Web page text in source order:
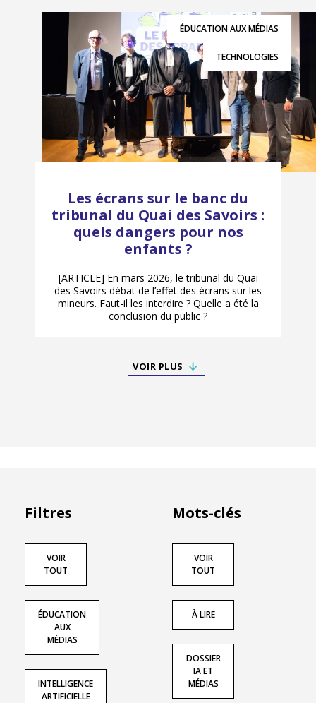
ÉDUCATION AUX MÉDIAS
TECHNOLOGIES
Les écrans sur le banc du
tribunal du Quai des Savoirs :
quels dangers pour nos
enfants ?
[ARTICLE] En mars 2026, le tribunal du Quai
des Savoirs débat de l’effet des écrans sur les
mineurs. Faut-il les interdire ? Quelle a été la
conclusion du public ?
VOIR PLUS
Filtres
VOIR
TOUT
ÉDUCATION
AUX
MÉDIAS
INTELLIGENCE
ARTIFICIELLE
Mots-clés
VOIR
TOUT
À LIRE
DOSSIER
IA ET
MÉDIAS